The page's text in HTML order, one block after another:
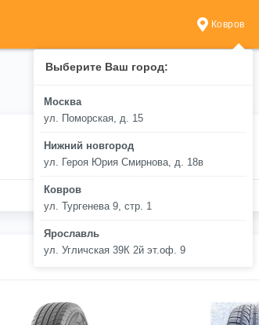
Ковров
Выберите Ваш город:
Москва
ул. Поморская, д. 15
Нижний новгород
ул. Героя Юрия Смирнова, д. 18в
Ковров
ул. Тургенева 9, стр. 1
Ярославль
ул. Угличская 39К 2й эт.оф. 9